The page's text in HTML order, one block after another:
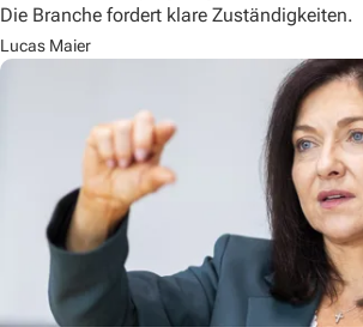
Die Branche fordert klare Zuständigkeiten.
Lucas Maier